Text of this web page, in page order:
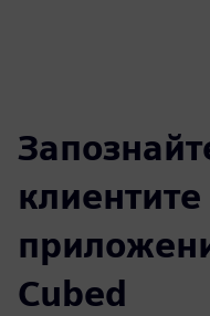
клиентите
Cubed